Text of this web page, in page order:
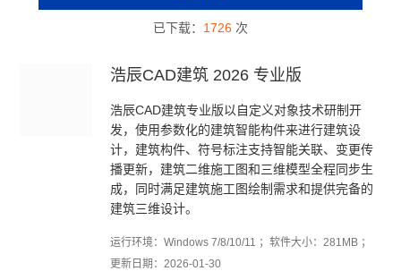
已下载： 1726 次
浩辰CAD建筑 2026 专业版
浩辰CAD建筑专业版以自定义对象技术研制开
发，使用参数化的建筑智能构件来进行建筑设
计，建筑构件、符号标注支持智能关联、变更传
播更新，建筑二维施工图和三维模型全程同步生
成，同时满足建筑施工图绘制需求和提供完备的
建筑三维设计。
运行环境：Windows 7/8/10/11 ；软件大小：281MB ；
更新日期：2026-01-30